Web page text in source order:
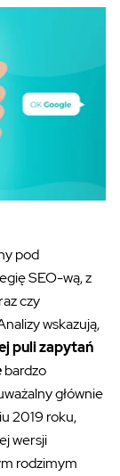
pod
SEO-wą, z
czy
wskazują,
puli zapytań
bardzo
głównie
2019 roku,
wersji
rodzimym